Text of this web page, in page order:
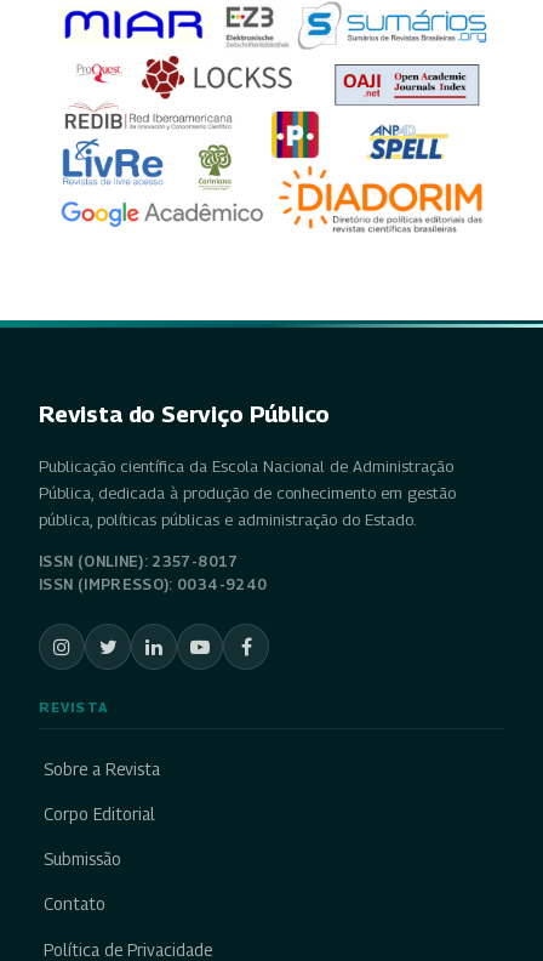
Revista do Serviço Público
Publicação científica da Escola Nacional de Administração
Pública, dedicada à produção de conhecimento em gestão
pública, políticas públicas e administração do Estado.
ISSN (ONLINE): 2357-8017
ISSN (IMPRESSO): 0034-9240
REVISTA
Sobre a Revista
Corpo Editorial
Submissão
Contato
Política de Privacidade